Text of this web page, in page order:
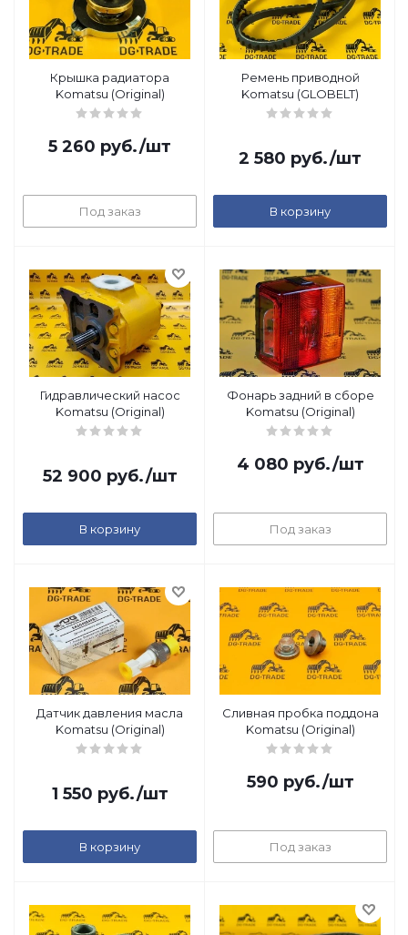
Крышка радиатора
Komatsu (Original)
5 260 руб./шт
Под заказ
Ремень приводной
Komatsu (GLOBELT)
2 580 руб./шт
В корзину
Гидравлический насос
Komatsu (Original)
52 900 руб./шт
В корзину
Фонарь задний в сборе
Komatsu (Original)
4 080 руб./шт
Под заказ
Датчик давления масла
Komatsu (Original)
1 550 руб./шт
В корзину
Сливная пробка поддона
Komatsu (Original)
590 руб./шт
Под заказ